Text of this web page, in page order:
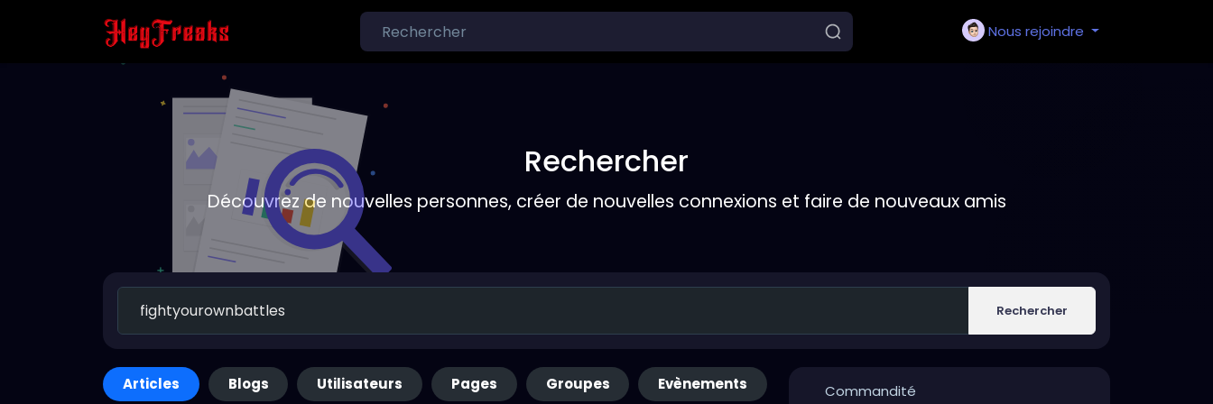
Nous rejoindre
Rechercher
Découvrez de nouvelles personnes, créer de nouvelles connexions et faire de nouveaux amis
Rechercher
Articles Blogs Utilisateurs Pages Groupes Evènements Commandité